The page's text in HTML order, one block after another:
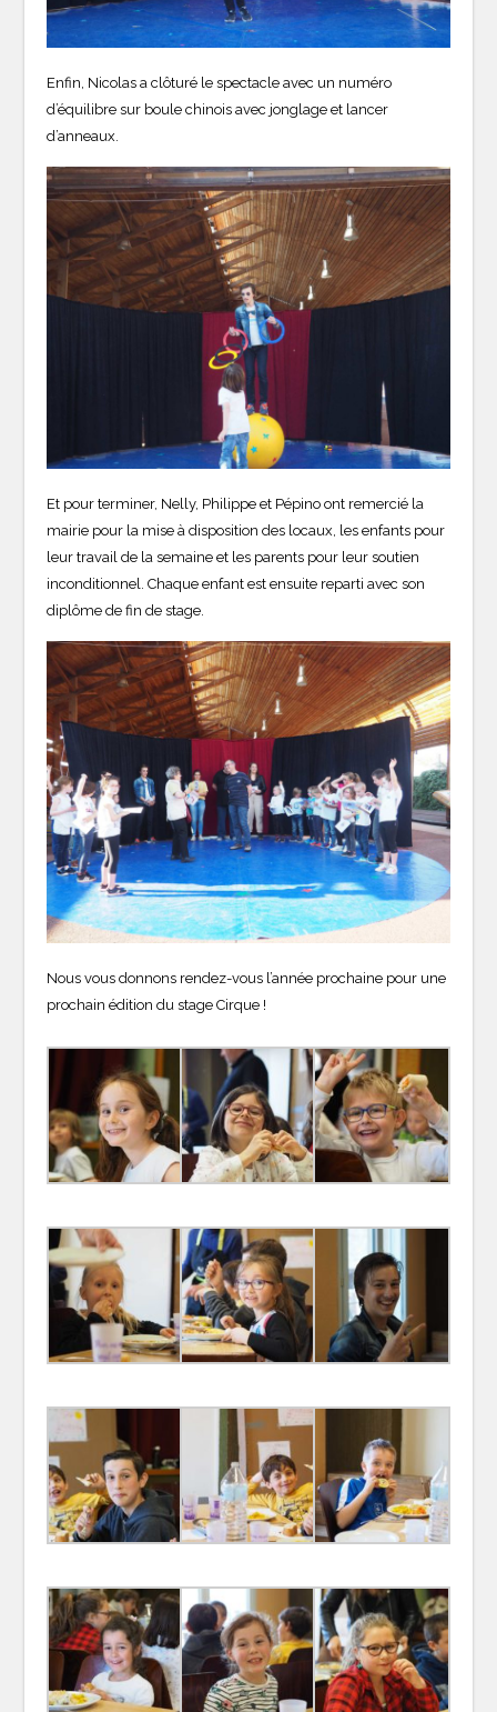
Enfin, Nicolas a clôturé le spectacle avec un numéro
d’équilibre sur boule chinois avec jonglage et lancer
d’anneaux.
Et pour terminer, Nelly, Philippe et Pépino ont remercié la
mairie pour la mise à disposition des locaux, les enfants pour
leur travail de la semaine et les parents pour leur soutien
inconditionnel. Chaque enfant est ensuite reparti avec son
diplôme de fin de stage.
Nous vous donnons rendez-vous l’année prochaine pour une
prochain édition du stage Cirque !